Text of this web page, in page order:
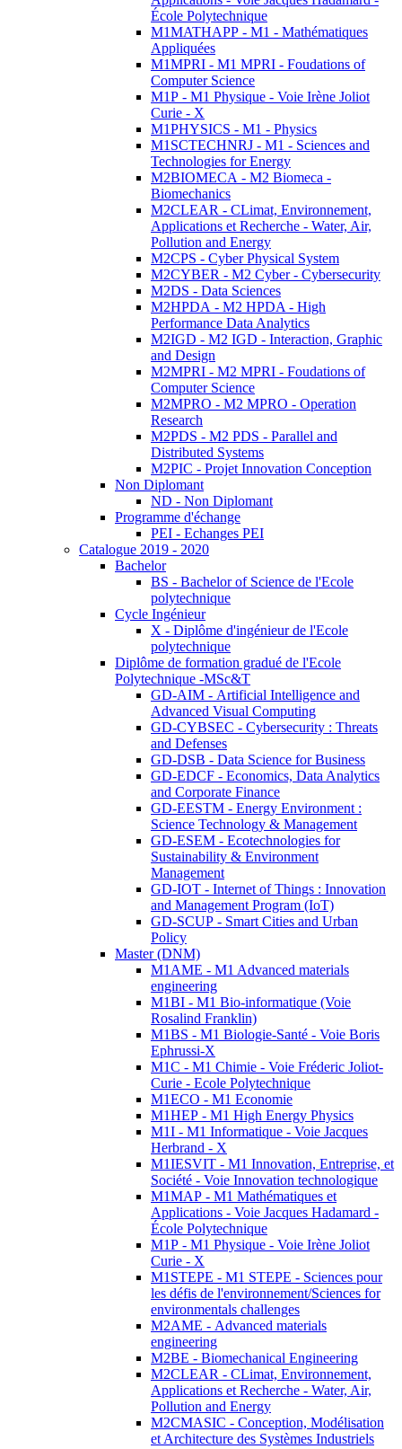
École Polytechnique
M1MATHAPP - M1 - Mathématiques
Appliquées
M1MPRI - M1 MPRI - Foudations of
Computer Science
M1P - M1 Physique - Voie Irène Joliot
Curie - X
M1PHYSICS - M1 - Physics
M1SCTECHNRJ - M1 - Sciences and
Technologies for Energy
M2BIOMECA - M2 Biomeca -
Biomechanics
M2CLEAR - CLimat, Environnement,
Applications et Recherche - Water, Air,
Pollution and Energy
M2CPS - Cyber Physical System
M2CYBER - M2 Cyber - Cybersecurity
M2DS - Data Sciences
M2HPDA - M2 HPDA - High
Performance Data Analytics
M2IGD - M2 IGD - Interaction, Graphic
and Design
M2MPRI - M2 MPRI - Foudations of
Computer Science
M2MPRO - M2 MPRO - Operation
Research
M2PDS - M2 PDS - Parallel and
Distributed Systems
M2PIC - Projet Innovation Conception
Non Diplomant
ND - Non Diplomant
Programme d'échange
PEI - Echanges PEI
Catalogue 2019 - 2020
Bachelor
BS - Bachelor of Science de l'Ecole
polytechnique
Cycle Ingénieur
X - Diplôme d'ingénieur de l'Ecole
polytechnique
Diplôme de formation gradué de l'Ecole
Polytechnique -MSc&T
GD-AIM - Artificial Intelligence and
Advanced Visual Computing
GD-CYBSEC - Cybersecurity : Threats
and Defenses
GD-DSB - Data Science for Business
GD-EDCF - Economics, Data Analytics
and Corporate Finance
GD-EESTM - Energy Environment :
Science Technology & Management
GD-ESEM - Ecotechnologies for
Sustainability & Environment
Management
GD-IOT - Internet of Things : Innovation
and Management Program (IoT)
GD-SCUP - Smart Cities and Urban
Policy
Master (DNM)
M1AME - M1 Advanced materials
engineering
M1BI - M1 Bio-informatique (Voie
Rosalind Franklin)
M1BS - M1 Biologie-Santé - Voie Boris
Ephrussi-X
M1C - M1 Chimie - Voie Fréderic Joliot-
Curie - Ecole Polytechnique
M1ECO - M1 Economie
M1HEP - M1 High Energy Physics
M1I - M1 Informatique - Voie Jacques
Herbrand - X
M1IESVIT - M1 Innovation, Entreprise, et
Société - Voie Innovation technologique
M1MAP - M1 Mathématiques et
Applications - Voie Jacques Hadamard -
École Polytechnique
M1P - M1 Physique - Voie Irène Joliot
Curie - X
M1STEPE - M1 STEPE - Sciences pour
les défis de l'environnement/Sciences for
environmentals challenges
M2AME - Advanced materials
engineering
M2BE - Biomechanical Engineering
M2CLEAR - CLimat, Environnement,
Applications et Recherche - Water, Air,
Pollution and Energy
M2CMASIC - Conception, Modélisation
et Architecture des Systèmes Industriels